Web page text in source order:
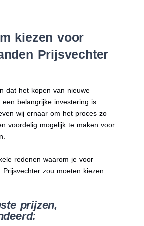
kiezen voor
Prijsvechter
dat het kopen van nieuwe
een belangrijke investering is.
wij ernaar om het proces zo
voordelig mogelijk te maken voor
redenen waarom je voor
Prijsvechter zou moeten kiezen:
prijzen,